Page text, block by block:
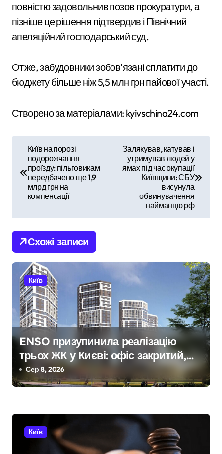
повністю задовольнив позов прокуратури, а
пізніше це рішення підтвердив і Північний
апеляційний господарський суд.
Отже, забудовники зобов’язані сплатити до
бюджету більше ніж 5,5 млн грн пайової участі.
Створено за матеріалами: kyivschina24.com
г
а
ц
я
з
а
п
и
с
Київ на порозі
подорожчання
проїзду: пільговикам
передбачено ще 1,9
млрд грн на
компенсації
Залякував, катував і
утримував людей у
ямах під час окупації
Київщини: СБУ
висунула
обвинувачення
найманцю рф
Схожі записи
Київ
ENSO призупинила реалізацію
трьох ЖК у Києві: офіс закритий,
телефони мовчать, керівник
покинув місто
Сер 8, 2026
Київ